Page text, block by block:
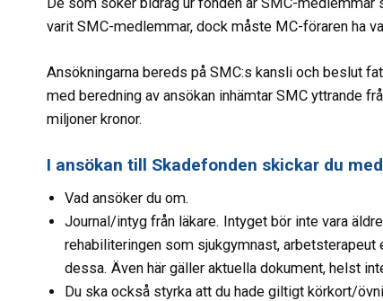
varit SMC-medlemmar, dock måste MC-föraren ha
Ansökningarna bereds på SMC:s kansli och beslut
med beredning av ansökan inhämtar SMC yttrande
miljoner kronor.
I ansökan till Skadefonden skickar du
Vad ansöker du om.
Journal/intyg från läkare. Intyget bör inte vara
rehabiliteringen som sjukgymnast, arbetsterapeut
dessa. Även här gäller aktuella dokument, helst
Du ska också styrka att du hade giltigt körkort/